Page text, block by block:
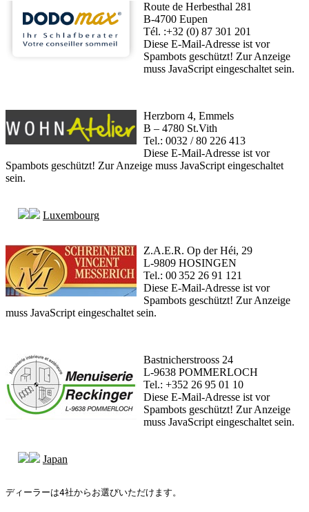
Route de Herbesthal 281
B-4700 Eupen
Tél. :+32 (0) 87 301 201
Diese E-Mail-Adresse ist vor
Spambots geschützt! Zur Anzeige
muss JavaScript eingeschaltet sein.
Herzborn 4, Emmels
B – 4780 St.Vith
Tel.: 0032 / 80 226 413
Diese E-Mail-Adresse ist vor
Spambots geschützt! Zur Anzeige muss JavaScript eingeschaltet
sein.
Luxembourg
Z.A.E.R. Op der Héi, 29
L-9809 HOSINGEN
Tel.: 00 352 26 91 121
Diese E-Mail-Adresse ist vor
Spambots geschützt! Zur Anzeige
muss JavaScript eingeschaltet sein.
Bastnicherstrooss 24
L-9638 POMMERLOCH
Tel.: +352 26 95 01 10
Diese E-Mail-Adresse ist vor
Spambots geschützt! Zur Anzeige
muss JavaScript eingeschaltet sein.
Japan
ディーラーは4社からお選びいただけます。